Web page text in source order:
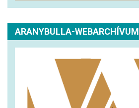
ARANYBULLA-WEBARCHÍVUM